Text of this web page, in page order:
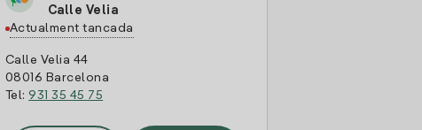
Calle Velia
Actualment tancada
Calle Velia 44
08016 Barcelona
Tel:931 35 45 75